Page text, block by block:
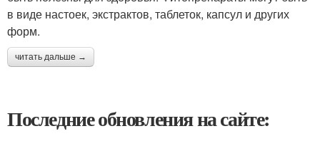
в виде настоек, экстрактов, таблеток, капсул и других
форм.
читать дальше →
Последние обновления на сайте: